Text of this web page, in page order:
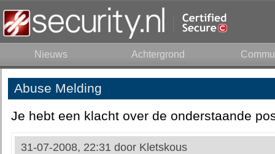
Nieuws Achtergrond
Abuse Melding
Je hebt een klacht over de onderstaande
31-07-2008, 22:31 door Kletskous